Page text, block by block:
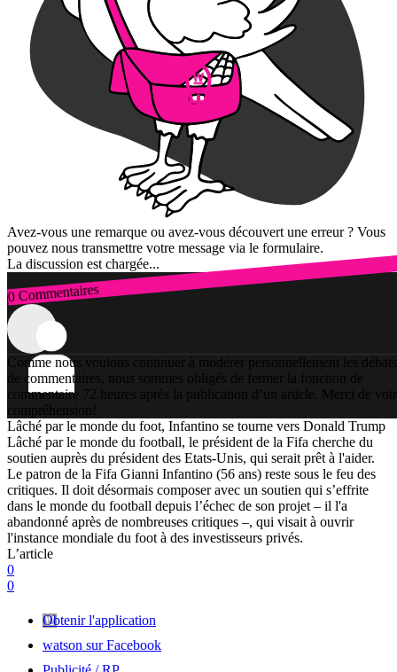
Avez-vous une remarque ou avez-vous découvert une erreur ? Vous
pouvez nous transmettre votre message via le formulaire.
La discussion est chargée...
0 Commentaires
Connexion
Comme nous voulons continuer à modérer personnellement les débats
de commentaires, nous sommes obligés de fermer la fonction de
commentaire 72 heures après la publication d’un article. Merci de
compréhension!
Lâché par le monde du foot, Infantino se tourne vers Donald Trump
Lâché par le monde du football, le président de la Fifa cherche du
soutien auprès du président des Etats-Unis, qui serait prêt à l'aider.
Le patron de la Fifa Gianni Infantino (56 ans) reste sous le feu des
critiques. Il doit désormais composer avec un soutien qui s’effrite
dans le monde du football depuis l’échec de son projet – il l'a
abandonné après de nombreuses critiques –, qui visait à ouvrir
l'instance mondiale du foot à des investisseurs privés.
L’article
0
0
Obtenir l'application
watson sur Facebook